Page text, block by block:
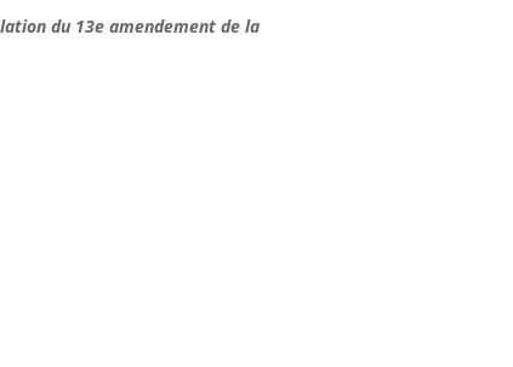
du 13e amendement de la